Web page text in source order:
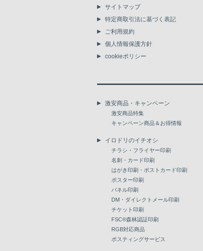
サイトマップ
特定商取引法に基づく表記
ご利用規約
個人情報保護方針
cookieポリシー
激安商品・キャンペーン
激安商品特集
キャンペーン商品＆お得情報
イロドリのイチオシ
チラシ・フライヤー印刷
名刺・カード印刷
はがき印刷・ポストカード印刷
ポスター印刷
パネル印刷
DM・ダイレクトメール印刷
チケット印刷
FSC®森林認証印刷
RGB対応商品
ポスティングサービス